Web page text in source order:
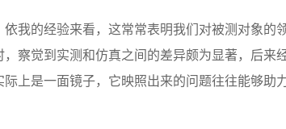
我的经验来看，这常常表明我们对被测对象的
察觉到实测和仿真之间的差异颇为显著，后来
上是一面镜子，它映照出来的问题往往能够助